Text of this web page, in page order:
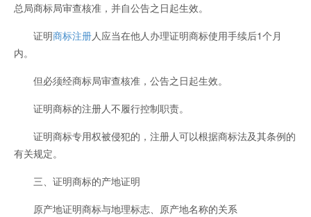
总局商标局审查核准，并自公告之日起生效。
证明商标注册人应当在他人办理证明商标使用手续后1个月
内。
但必须经商标局审查核准，公告之日起生效。
证明商标的注册人不履行控制职责。
证明商标专用权被侵犯的，注册人可以根据商标法及其条例的
有关规定。
三、证明商标的产地证明
原产地证明商标与地理标志、原产地名称的关系